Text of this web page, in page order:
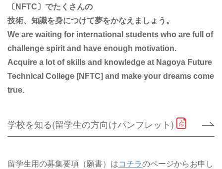
〔NFTC〕でたくさんの
技術、知識を身につけて夢をかなえましょう。
We are waiting for international students who are full of
challenge spirit and have enough motivation.
Acquire a lot of skills and knowledge at Nagoya Future
Technical College [NFTC] and make your dreams come
true.
学校を知る(留学生の方向けパンフレット)
留学生用の募集要項（願書）はコチラのページからお申し